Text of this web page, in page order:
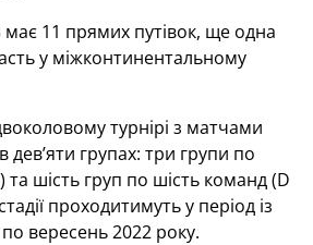
11 прямих путівок, ще одна
у міжконтинентальному
турнірі з матчами
дев’яти групах: три групи по
та шість груп по шість команд (D
проходитимуть у період із
вересень 2022 року.